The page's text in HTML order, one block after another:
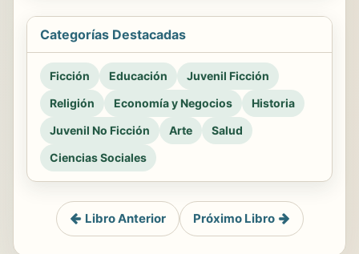
Categorías Destacadas
Ficción Educación
Juvenil Ficción
Religión
Economía y Negocios
Historia
Juvenil No Ficción
Arte
Salud
Ciencias Sociales
Libro Anterior Próximo Libro